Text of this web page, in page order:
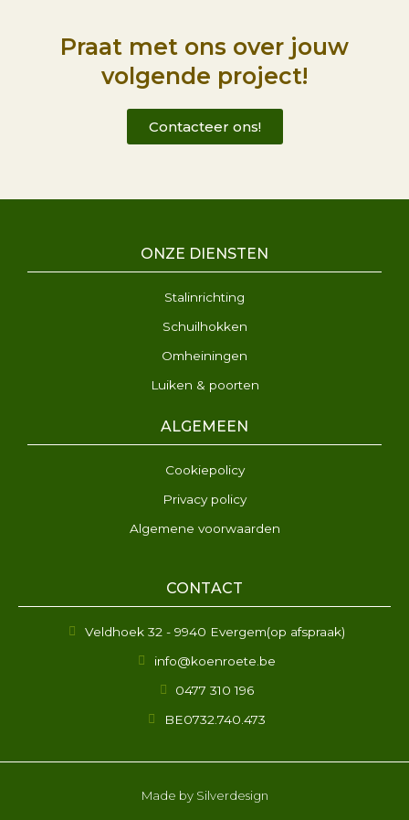
Praat met ons over jouw
volgende project!
Contacteer ons!
ONZE DIENSTEN
Stalinrichting
Schuilhokken
Omheiningen
Luiken & poorten
ALGEMEEN
Cookiepolicy
Privacy policy
Algemene voorwaarden
CONTACT
Veldhoek 32 - 9940 Evergem(op afspraak)
info@koenroete.be
0477 310 196
BE0732.740.473
Made by Silverdesign